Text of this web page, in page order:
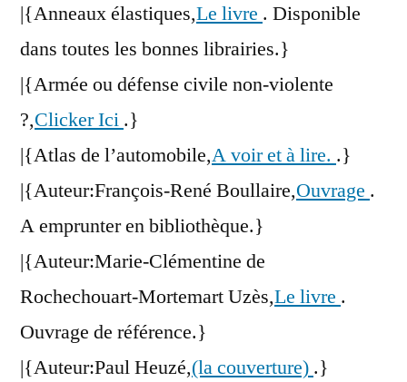
|{Anneaux élastiques,Le livre . Disponible
dans toutes les bonnes librairies.}
|{Armée ou défense civile non-violente
?,Clicker Ici .}
|{Atlas de l’automobile,A voir et à lire. .}
|{Auteur:François-René Boullaire,Ouvrage .
A emprunter en bibliothèque.}
|{Auteur:Marie-Clémentine de
Rochechouart-Mortemart Uzès,Le livre .
Ouvrage de référence.}
|{Auteur:Paul Heuzé,(la couverture) .}